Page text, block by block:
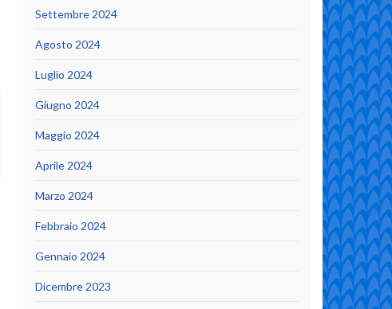
Settembre 2024
Agosto 2024
Luglio 2024
Giugno 2024
Maggio 2024
Aprile 2024
Marzo 2024
Febbraio 2024
Gennaio 2024
Dicembre 2023